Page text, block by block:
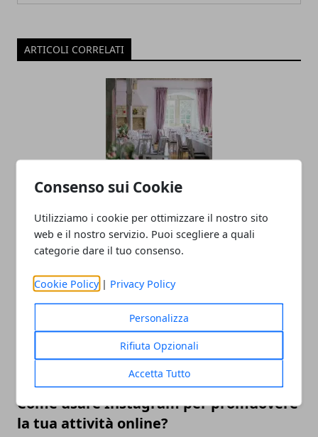
Consenso sui Cookie
Utilizziamo i cookie per ottimizzare il nostro sito
web e il nostro servizio. Puoi scegliere a quali
categorie dare il tuo consenso.
Cookie Policy | Privacy Policy
Personalizza
Rifiuta Opzionali
Accetta Tutto
ARTICOLI CORRELATI
pratici per una riuscita perfetta
19/09/2025
Come usare Instagram per promuovere
la tua attività online?